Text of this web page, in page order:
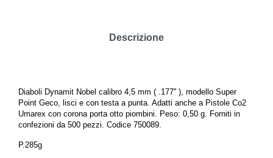
Descrizione
Diaboli Dynamit Nobel calibro 4,5 mm ( .177'' ), modello Super
Point Geco, lisci e con testa a punta. Adatti anche a Pistole Co2
Umarex con corona porta otto piombini. Peso: 0,50 g. Forniti in
confezioni da 500 pezzi. Codice 750089.
P.285g